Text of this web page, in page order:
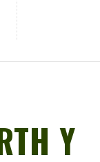
Y